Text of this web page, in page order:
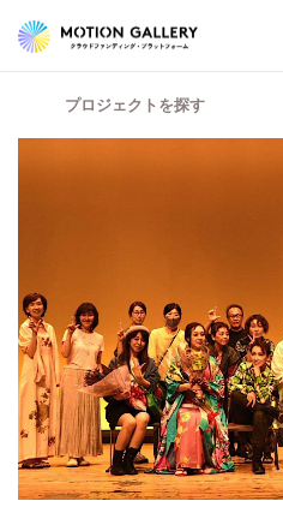
プロジェクトを探す